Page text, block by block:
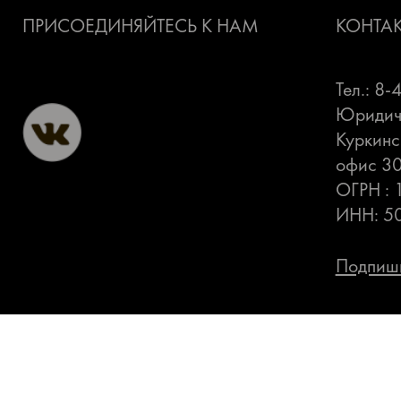
ПРИСОЕДИНЯЙТЕСЬ К НАМ
Тел.: 8-
офис
ОГРН :
ИНН: